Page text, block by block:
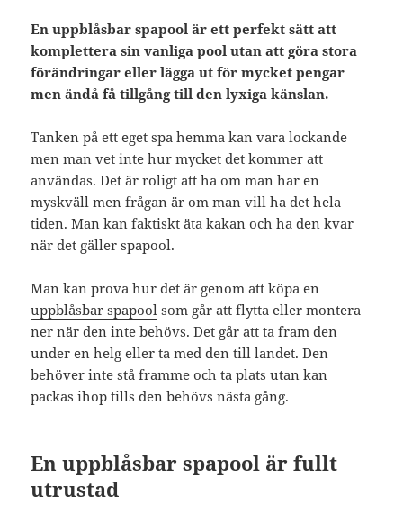
En uppblåsbar spapool är ett perfekt sätt att
komplettera sin vanliga pool utan att göra stora
förändringar eller lägga ut för mycket pengar
men ändå få tillgång till den lyxiga känslan.
Tanken på ett eget spa hemma kan vara lockande
men man vet inte hur mycket det kommer att
användas. Det är roligt att ha om man har en
myskväll men frågan är om man vill ha det hela
tiden. Man kan faktiskt äta kakan och ha den kvar
när det gäller spapool.
Man kan prova hur det är genom att köpa en
uppblåsbar spapool som går att flytta eller montera
ner när den inte behövs. Det går att ta fram den
under en helg eller ta med den till landet. Den
behöver inte stå framme och ta plats utan kan
packas ihop tills den behövs nästa gång.
En uppblåsbar spapool är fullt
utrustad